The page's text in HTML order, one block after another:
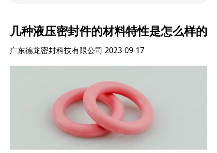
几种液压密封件的材料特性是怎么样的
广东德龙密封科技有限公司 2023-09-17